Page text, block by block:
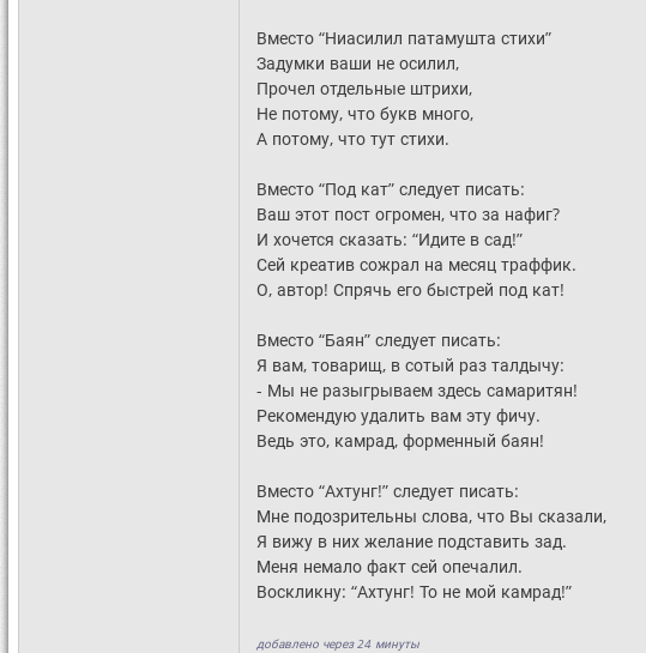
Вместо “Ниасилил патамушта стихи”
Задумки ваши не осилил,
Прочел отдельные штрихи,
Не потому, что букв много,
А потому, что тут стихи.
Вместо “Под кат” следует писать:
Ваш этот пост огромен, что за нафиг?
И хочется сказать: “Идите в сад!”
Сей креатив сожрал на месяц траффик.
О, автор! Спрячь его быстрей под кат!
Вместо “Баян” следует писать:
Я вам, товарищ, в сотый раз талдычу:
- Мы не разыгрываем здесь самаритян!
Рекомендую удалить вам эту фичу.
Ведь это, камрад, форменный баян!
Вместо “Ахтунг!” следует писать:
Мне подозрительны слова, что Вы сказали,
Я вижу в них желание подставить зад.
Меня немало факт сей опечалил.
Воскликну: “Ахтунг! То не мой камрад!”
добавлено через 24 минуты